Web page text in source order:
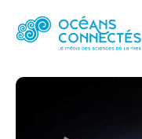
ACCUEIL ACTUALITÉS